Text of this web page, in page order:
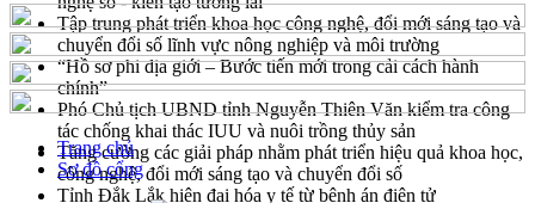
Tập trung phát triển khoa học công nghệ, đổi mới sáng tạo và
chuyển đổi số lĩnh vực nông nghiệp và môi trường
“Hồ sơ phi địa giới – Bước tiến mới trong cải cách hành
chính”
Phó Chủ tịch UBND tỉnh Nguyễn Thiên Văn kiểm tra công
tác chống khai thác IUU và nuôi trồng thủy sản
Tăng cường các giải pháp nhằm phát triển hiệu quả khoa học,
công nghệ, đổi mới sáng tạo và chuyển đổi số
Tỉnh Đắk Lắk hiện đại hóa y tế từ bệnh án điện tử
Trang chủ
Sơ đồ cổng